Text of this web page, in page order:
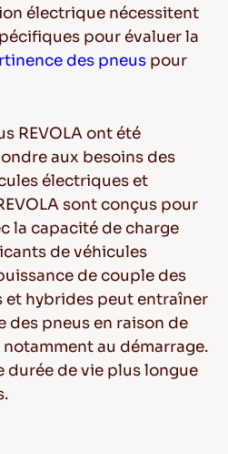
électrique nécessitent
pour évaluer la
des pneus pour
REVOLA ont été
aux besoins des
électriques et
sont conçus pour
la capacité de charge
de véhicules
de couple des
et hybrides peut entraîner
des pneus en raison de
au démarrage.
durée de vie plus longue